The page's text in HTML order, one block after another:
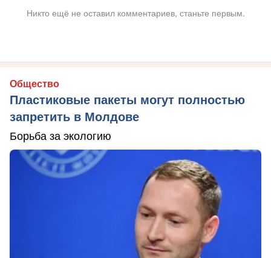
Никто ещё не оставил комментариев, станьте первым.
Общество
Пластиковые пакеты могут полностью
запретить в Молдове
Борьба за экологию